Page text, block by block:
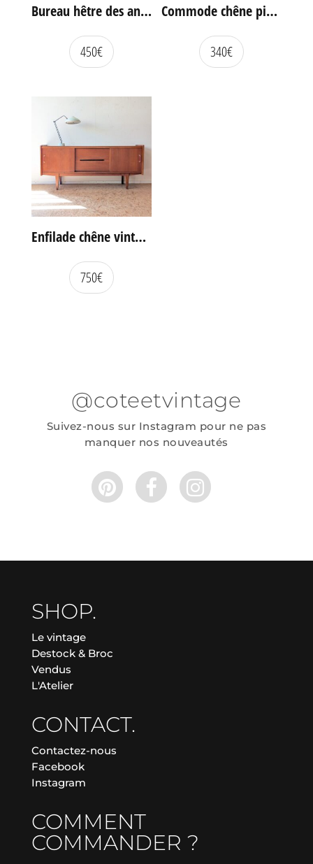
Bureau hêtre des années 60
450€
Commode chêne pieds compas vintage
340€
Enfilade chêne vintage portes coulissantes
750€
@coteetvintage
Suivez-nous sur Instagram pour ne pas
manquer nos nouveautés
SHOP.
Le vintage
Destock & Broc
Vendus
L'Atelier
CONTACT.
Contactez-nous
Facebook
Instagram
COMMENT
COMMANDER ?